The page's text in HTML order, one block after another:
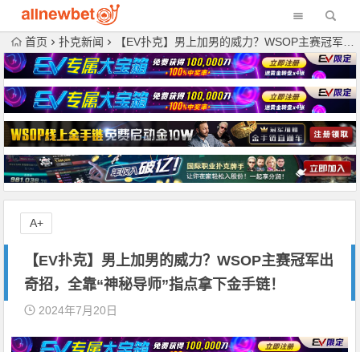
首页 扑克新闻 【EV扑克】男上加男的威力？WSOP主赛冠军出奇招，全靠“神秘导师”指点拿下金手链！
【EV扑克】男上加男的威力？WSOP主赛冠军出
奇招，全靠“神秘导师”指点拿下金手链！
2024年7月20日
A+